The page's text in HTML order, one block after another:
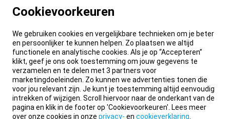
Cookievoorkeuren
We gebruiken cookies en vergelijkbare technieken om je beter
en persoonlijker te kunnen helpen. Zo plaatsen we altijd
functionele en analytische cookies. Als je op “Accepteren”
klikt, geef je ons ook toestemming om jouw gegevens te
verzamelen en te delen met 3 partners voor
marketingdoeleinden. Zo kunnen we advertenties tonen die
voor jou relevant zijn. Je kunt je toestemming altijd eenvoudig
intrekken of wijzigen. Scroll hiervoor naar de onderkant van de
pagina en klik in de footer op 'Cookievoorkeuren'. Lees meer
over onze cookies in onze privacy- en cookieverklaring